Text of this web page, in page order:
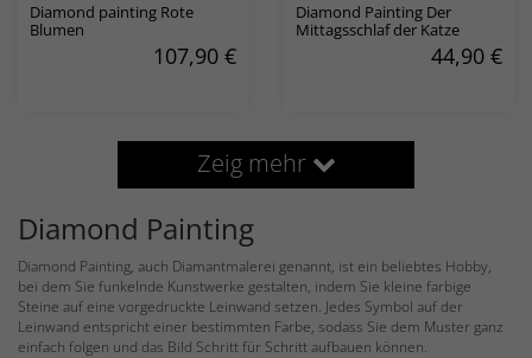
Diamond painting Rote
Blumen
107,90 €
Diamond Painting Der
Mittagsschlaf der Katze
44,90 €
Zeig mehr
Diamond Painting
Diamond Painting, auch Diamantmalerei genannt, ist ein beliebtes Hobby,
bei dem Sie funkelnde Kunstwerke gestalten, indem Sie kleine farbige
Steine auf eine vorgedruckte Leinwand setzen. Jedes Symbol auf der
Leinwand entspricht einer bestimmten Farbe, sodass Sie dem Muster ganz
einfach folgen und das Bild Schritt für Schritt aufbauen können.